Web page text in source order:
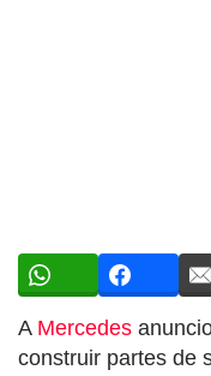
A Mercedes
construir partes de